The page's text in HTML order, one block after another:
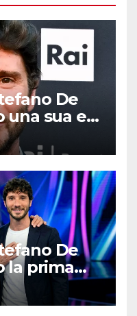
De
una sua ex
De
la prima